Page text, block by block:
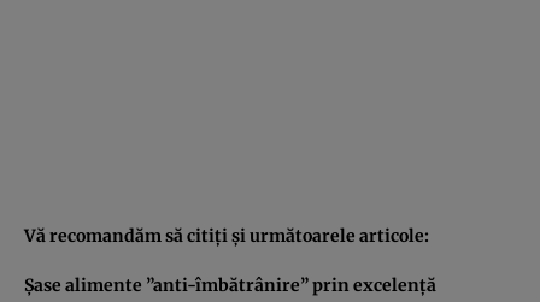
Vă recomandăm să citiţi şi următoarele articole:
Şase alimente ”anti-îmbătrânire” prin excelenţă